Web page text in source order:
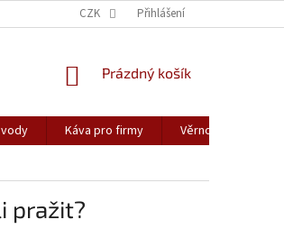
OČEKÁVAT DOPRAVA
CZK Přihlášení
NÁKUPNÍ
Prázdný košík
Káva pro firmy
Věrnostní program
pražit?